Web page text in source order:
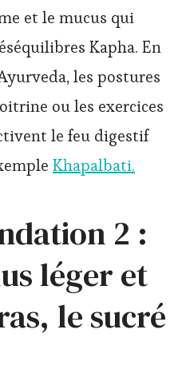
et le mucus qui
Kapha. En
les postures
ou les exercices
le feu digestif
Khapalbati.
2 :
léger et
le sucré